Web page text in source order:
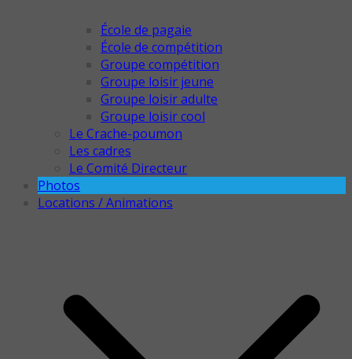
École de pagaie
École de compétition
Groupe compétition
Groupe loisir jeune
Groupe loisir adulte
Groupe loisir cool
Le Crache-poumon
Les cadres
Le Comité Directeur
Photos
Locations / Animations